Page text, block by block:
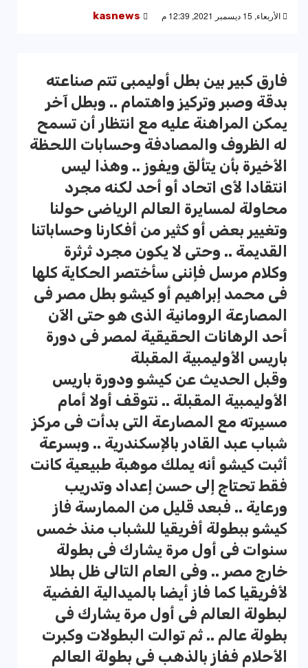
الأربعاء, 15 ديسمبر 2021, 12:39 م kasnews
فارق كبير بين بطل أوليمبى تتم صناعته
بدقة وصبر وتركيز واهتمام .. وبطل آخر
يمكن المراهنة عليه مع انتظار أن تسمح
له الظروف والمصادفة وحسابات اللحظة
الأخيرة بأن يتألق ويفوز .. وهذا ليس
انتقادا لأى اتحاد أو أحد لكنه مجرد
محاولة لمسايرة العالم الرياضى حولنا
وتغيير بعض أو كثير من أفكارنا وحساباتنا
القديمة .. وحتى لا يكون مجرد ثرثرة
وكلام مرسل فإننى سأختصر الحكاية كلها
فى محمد إبراهيم أو كيشو بطل مصر فى
المصارعة الرومانية الذى هو حتى الآن
أحد الرهانات الحقيقية لمصر فى دورة
باريس الأوليمبية المقبلة
وقبل الحديث عن كيشو ودورة باريس
الأوليمبية المقبلة .. نتوقف أولا أمام
مسيرته مع المصارعة التى بدأت فى مركز
شباب عبد القادر بالإسكندرية .. وبسرعة
أثبت كيشو أنه يملك موهبة طبيعية كانت
فقط تحتاج إلى حسن إعداد وتدريب
ورعاية .. فبعد قليل من الممارسة فاز
كيشو ببطولة أفريقيا للشباب منذ خمس
سنوات فى أول مرة يشارك فى بطولة
خارج مصر .. وفى العام التالى ظل بطلا
لأفريقيا كما فاز أيضا بالميدالية الفضية
لبطولة العالم فى أول مرة يشارك فى
بطولة عالم .. ثم توالت البطولات وكبرت
الأحلام ففاز بالذهب فى بطولة العالم